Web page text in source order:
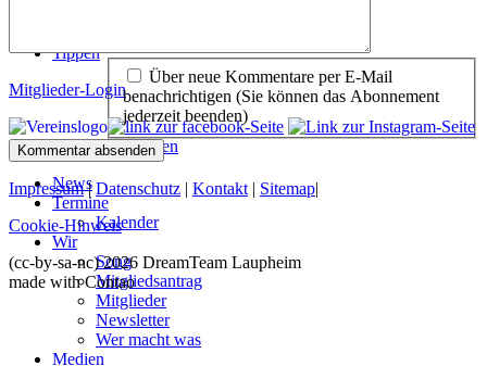
Tippen
Mitglieder-Login
Navigation überspringen
News
Termine
Kalender
Wir
Song
Mitgliedsantrag
Mitglieder
Newsletter
Wer macht was
Medien
Über neue Kommentare per E-Mail
benachrichtigen (Sie können das Abonnement
jederzeit beenden)
Kommentar absenden
Impressum|Datenschutz | Kontakt | Sitemap|
Cookie-Hinweis
(cc-by-sa-nc) 2026 DreamTeam Laupheim
made with Contao